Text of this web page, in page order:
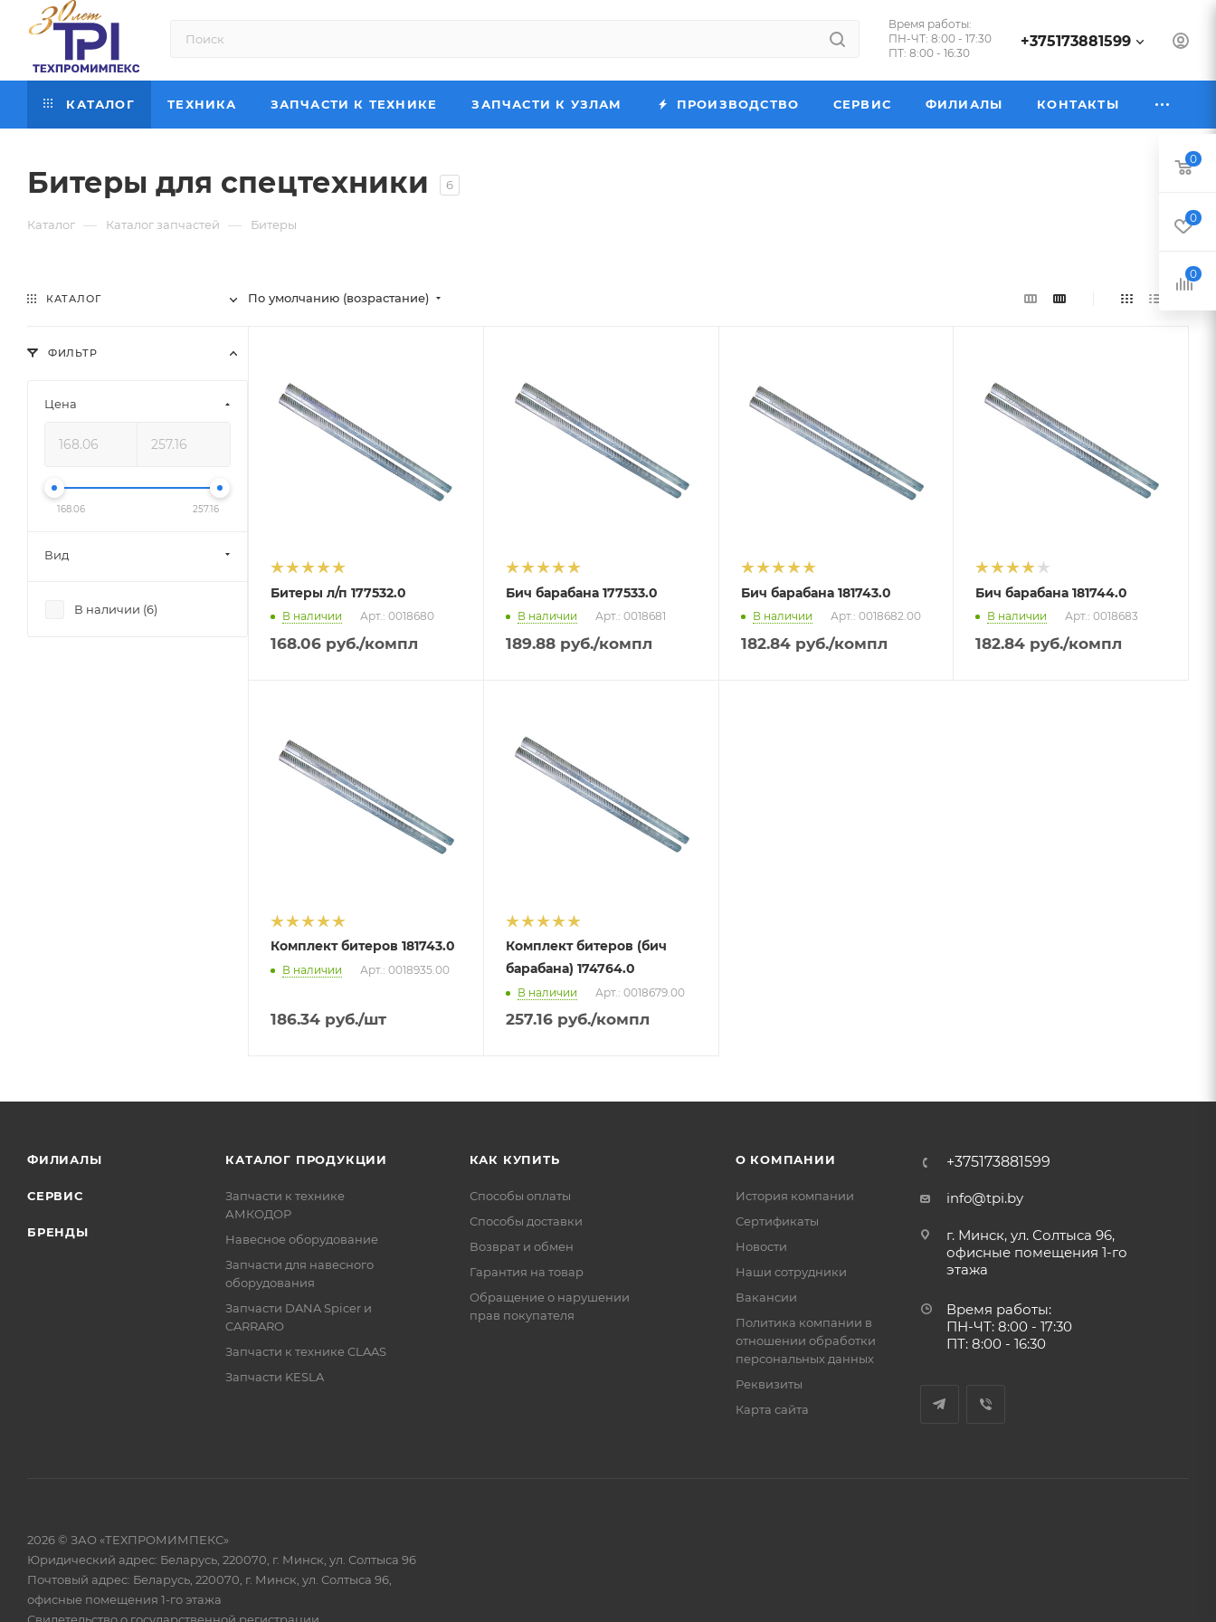
Время работы:
ПН-ЧТ: 8:00 - 17:30
ПТ: 8:00 - 16:30
+375173881599
КАТАЛОГ ТЕХНИКА ЗАПЧАСТИ К ТЕХНИКЕ ЗАПЧАСТИ К УЗЛАМ ПРОИЗВОДСТВО СЕРВИС ФИЛИАЛЫ КОНТАКТЫ
Битеры для спецтехники 6
Каталог — Каталог запчастей — Битеры
По умолчанию (возрастание)
Битеры л/п 177532.0
В наличии Арт.: 0018680
168.06 руб./компл
Бич барабана 177533.0
В наличии Арт.: 0018681
189.88руб./компл
Бич барабана 181743.0
В наличии Арт.: 0018682.00
182.84руб./компл
Бич барабана 181744.0
В наличии Арт.: 0018683
182.84 руб./компл
Комплект битеров 181743.0
В наличии Арт.: 0018935.00
186.34 руб./шт
Комплект битеров (бич
барабана) 174764.0
В наличии Арт.: 0018679.00
257.16руб./компл
КАТАЛОГ
ФИЛЬТР
Цена
168.06 257.16
Вид
В наличии (6)
ФИЛИАЛЫ
СЕРВИС
БРЕНДЫ
КАТАЛОГ ПРОДУКЦИИ
Запчасти к технике
АМКОДОР
Навесное оборудование
Запчасти для навесного
оборудования
Запчасти DANA Spicer и
CARRARO
Запчасти к технике CLAAS
Запчасти KESLA
КАК КУПИТЬ
Способы оплаты
Способы доставки
Возврат и обмен
Гарантия на товар
Обращение о нарушении
прав покупателя
О КОМПАНИИ
История компании
Сертификаты
Новости
Наши сотрудники
Вакансии
Политика компании в
отношении обработки
персональных данных
Реквизиты
Карта сайта
+375173881599
info@tpi.by
г. Минск, ул. Солтыса 96,
офисные помещения 1-го
этажа
Время работы:
ПН-ЧТ: 8:00 - 17:30
ПТ: 8:00 - 16:30
2026 © ЗАО «ТЕХПРОМИМПЕКС»
Юридический адрес: Беларусь, 220070, г. Минск, ул. Солтыса 96
Почтовый адрес: Беларусь, 220070, г. Минск, ул. Солтыса 96,
офисные помещения 1-го этажа
0
0
0